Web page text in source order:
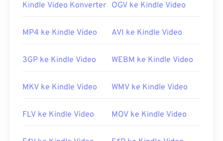
Kindle Video Konverter OGV ke Kindle Video
MP4 ke Kindle Video AVI ke Kindle Video
3GP ke Kindle Video WEBM ke Kindle Video
MKV ke Kindle Video WMV ke Kindle Video
FLV ke Kindle Video MOV ke Kindle Video